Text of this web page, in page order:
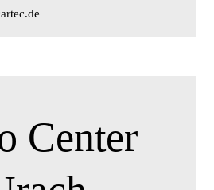
Center